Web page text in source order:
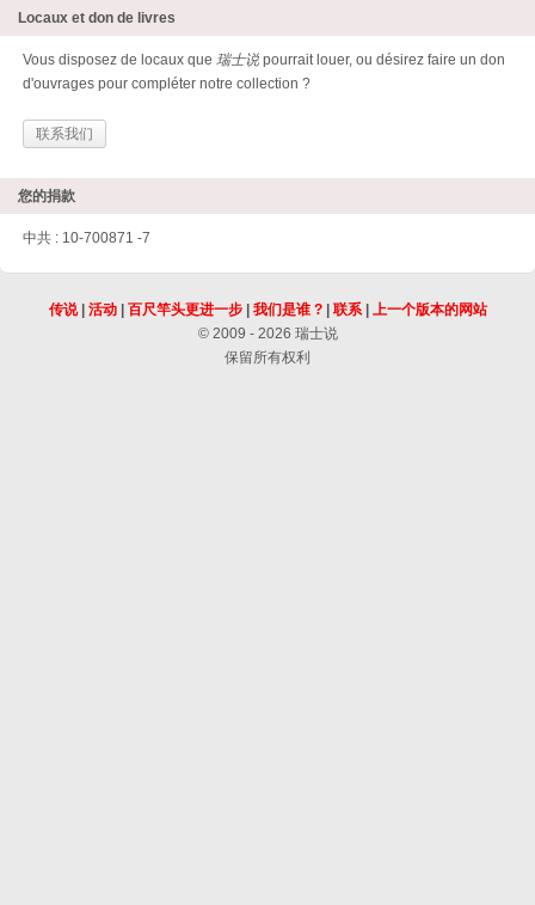
Locaux et don de livres
Vous disposez de locaux que 瑞士说 pourrait louer, ou désirez faire un don
d'ouvrages pour compléter notre collection ?
联系我们
您的捐款
中共 : 10-700871 -7
传说| 活动| 百尺竿头更进一步| 我们是谁 ?| 联系| 上一个版本的网站
© 2009 - 2026 瑞士说
保留所有权利